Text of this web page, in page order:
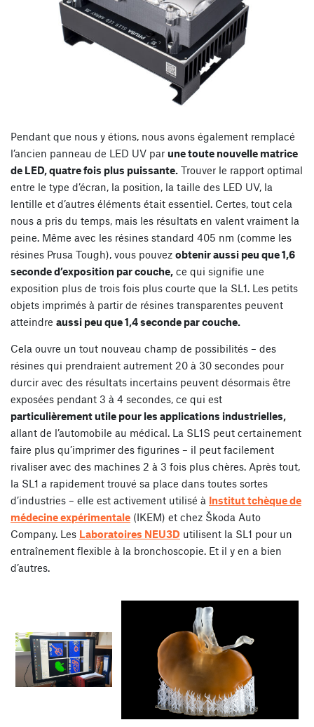
Pendant que nous y étions, nous avons également remplacé
l’ancien panneau de LED UV par une toute nouvelle matrice
de LED, quatre fois plus puissante. Trouver le rapport optimal
entre le type d’écran, la position, la taille des LED UV, la
lentille et d’autres éléments était essentiel. Certes, tout cela
nous a pris du temps, mais les résultats en valent vraiment la
peine. Même avec les résines standard 405 nm (comme les
résines Prusa Tough), vous pouvez obtenir aussi peu que 1,6
seconde d’exposition par couche, ce qui signifie une
exposition plus de trois fois plus courte que la SL1. Les petits
objets imprimés à partir de résines transparentes peuvent
atteindre aussi peu que 1,4 seconde par couche.
Cela ouvre un tout nouveau champ de possibilités – des
résines qui prendraient autrement 20 à 30 secondes pour
durcir avec des résultats incertains peuvent désormais être
exposées pendant 3 à 4 secondes, ce qui est
particulièrement utile pour les applications industrielles,
allant de l’automobile au médical. La SL1S peut certainement
faire plus qu’imprimer des figurines – il peut facilement
rivaliser avec des machines 2 à 3 fois plus chères. Après tout,
la SL1 a rapidement trouvé sa place dans toutes sortes
d’industries – elle est activement utilisé à Institut tchèque de
médecine expérimentale (IKEM) et chez Škoda Auto
Company. Les Laboratoires NEU3D utilisent la SL1 pour un
entraînement flexible à la bronchoscopie. Et il y en a bien
d’autres.